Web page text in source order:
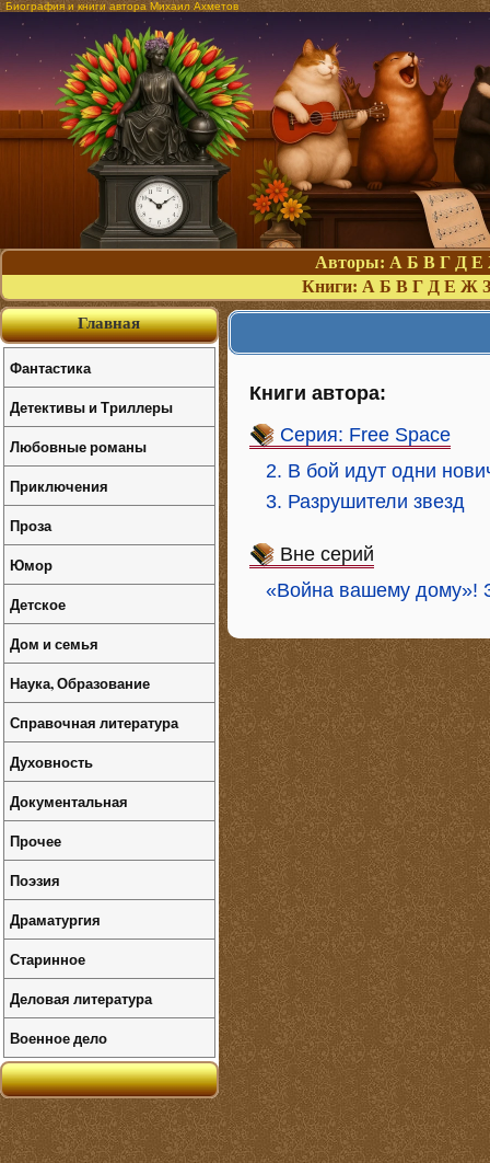
Биография и книги автора Михаил Ахметов
Авторы: А Б В Г Д Е
Книги: А Б В Г Д Е Ж З
Книги автора:
Серия: Free Space
2. В бой идут одни
3. Разрушители звезд
Вне серий
«Война вашему дому»!
Главная
Фантастика
Детективы и Триллеры
Любовные романы
Приключения
Проза
Юмор
Детское
Дом и семья
Наука, Образование
Справочная литература
Духовность
Документальная
Прочее
Поэзия
Драматургия
Старинное
Деловая литература
Военное дело